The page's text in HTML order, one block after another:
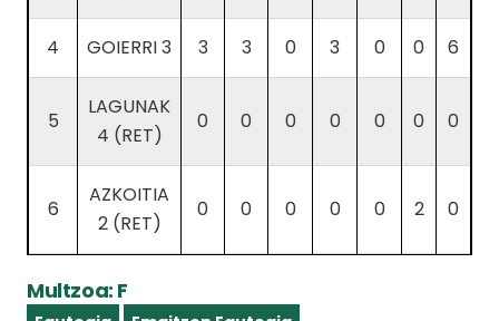
4 GOIERRI 3 3 3 0 3 0 0 6
5
LAGUNAK
4 (RET)
0 0 0 0 0 0 0
6
AZKOITIA
2 (RET)
0 0 0 0 0 2 0
Multzoa: F